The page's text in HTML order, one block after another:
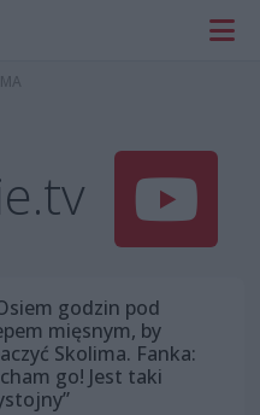
godzin pod
mięsnym, by
Skolima. Fanka:
go! Jest taki